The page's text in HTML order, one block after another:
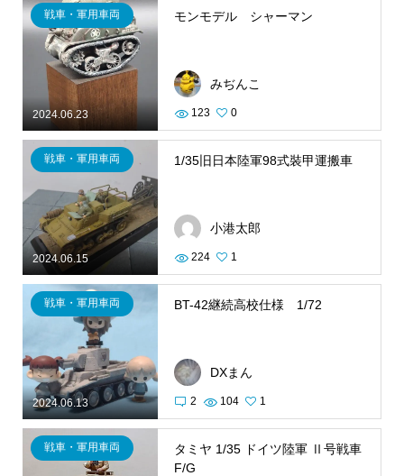
2024.06.23
戦車・軍用車両 モンモデル シャーマン
みぢんこ
123 0
2024.06.15
戦車・軍用車両 1/35旧日本陸軍98式裝甲運搬車
小港太郎
224 1
2024.06.13
戦車・軍用車両 BT-42継続高校仕様 1/72
DXまん
2 104 1
戦車・軍用車両
タミヤ 1/35 ドイツ陸軍 Ⅱ号戦車
F/G